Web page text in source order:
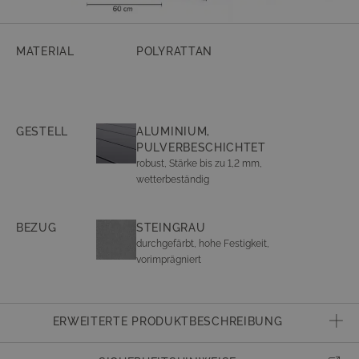
MATERIAL POLYRATTAN
GESTELL
ALUMINIUM,
PULVERBESCHICHTET
robust, Stärke bis zu 1,2 mm,
wetterbeständig
BEZUG STEINGRAU
durchgefärbt, hohe Festigkeit,
vorimprägniert
ERWEITERTE PRODUKTBESCHREIBUNG